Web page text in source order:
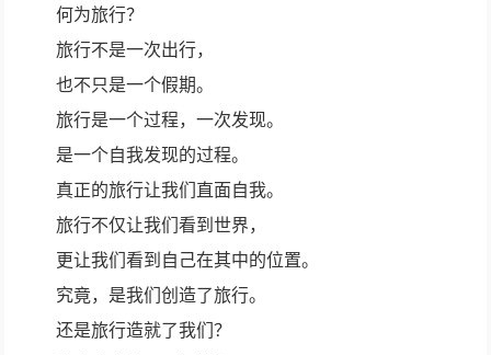
何为旅行？
旅行不是一次出行，
也不只是一个假期。
旅行是一个过程，一次发现。
是一个自我发现的过程。
真正的旅行让我们直面自我。
旅行不仅让我们看到世界，
更让我们看到自己在其中的位置。
究竟，是我们创造了旅行。
还是旅行造就了我们？